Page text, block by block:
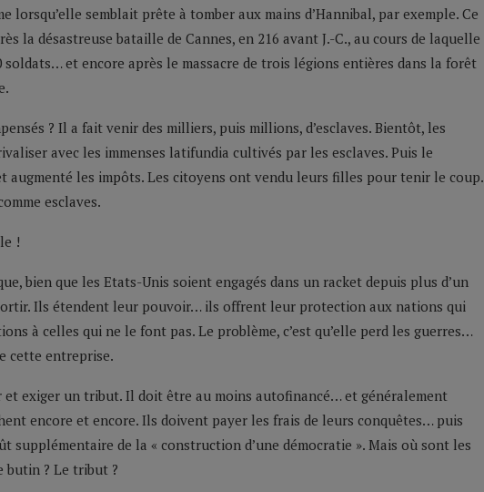
lorsqu’elle semblait prête à tomber aux mains d’Hannibal, par exemple. Ce
la désastreuse bataille de Cannes, en 216 avant J.-C., au cours de laquelle
soldats… et encore après le massacre de trois légions entières dans la forêt
? Il a fait venir des milliers, puis millions, d’esclaves. Bientôt, les
avec les immenses latifundia cultivés par les esclaves. Puis le
augmenté les impôts. Les citoyens ont vendu leurs filles pour tenir le coup.
esclaves.
!
bien que les Etats-Unis soient engagés dans un racket depuis plus d’un
sortir. Ils étendent leur pouvoir… ils offrent leur protection aux nations qui
à celles qui ne le font pas. Le problème, c’est qu’elle perd les guerres…
cette entreprise.
et exiger un tribut. Il doit être au moins autofinancé… et généralement
encore et encore. Ils doivent payer les frais de leurs conquêtes… puis
supplémentaire de la « construction d’une démocratie ». Mais où sont les
butin ? Le tribut ?